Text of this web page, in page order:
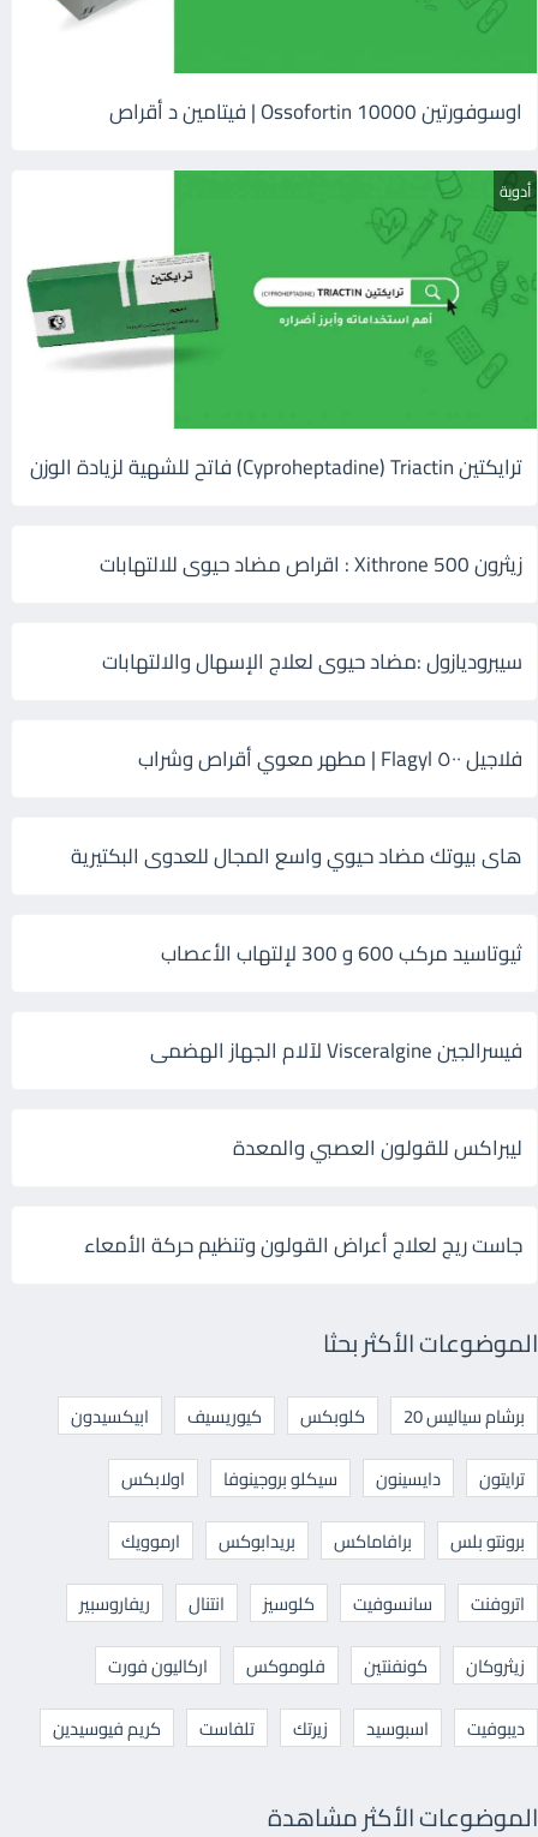
اوسوفورتين 10000 Ossofortin | فيتامين د أقراص
أدوية
ترايكتين Cyproheptadine) Triactin) فاتح للشهية لزيادة الوزن
زيثرون 500 Xithrone : اقراص مضاد حيوى للالتهابات
سيبروديازول :مضاد حيوى لعلاج الإسهال والالتهابات
فلاجيل ٥٠٠ Flagyl | مطهر معوي أقراص وشراب
هاى بيوتك مضاد حيوي واسع المجال للعدوى البكتيرية
ثيوتاسيد مركب 600 و 300 لإلتهاب الأعصاب
فيسرالجين Visceralgine لآلام الجهاز الهضمى
ليبراكس للقولون العصبي والمعدة
جاست ريج لعلاج أعراض القولون وتنظيم حركة الأمعاء
الموضوعات الأكثر بحثا
برشام سياليس 20 كلوبكس كيوريسيف
ابيكسيدون
ترايتون
دايسينون سيكلو بروجينوفا
اولابكس
برونتو بلس
برافاماكس بريدابوكس
ارموويك
اتروفنت
سانسوفيت كلوسيز انتنال
ريفاروسبير
زيثروكان
كونفنتين فلوموكس
اركاليون فورت
ديبوفيت
اسبوسيد زيرتك تلفاست كريم فيوسيدين
الموضوعات الأكثر مشاهدة